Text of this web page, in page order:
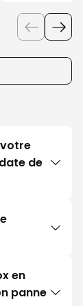
de
en
panne